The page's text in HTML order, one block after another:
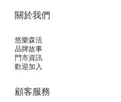
關於我們
悠樂森活
品牌故事
門市資訊
歡迎加入
顧客服務